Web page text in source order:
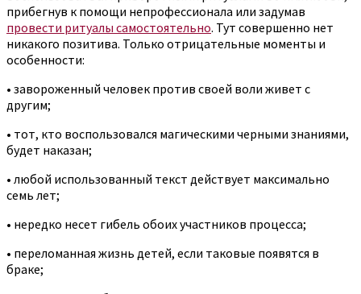
прибегнув к помощи непрофессионала или задумав
провести ритуалы самостоятельно. Тут совершенно нет
никакого позитива. Только отрицательные моменты и
особенности:
• завороженный человек против своей воли живет с
другим;
• тот, кто воспользовался магическими черными знаниями,
будет наказан;
• любой использованный текст действует максимально
семь лет;
• нередко несет гибель обоих участников процесса;
• переломанная жизнь детей, если таковые появятся в
браке;